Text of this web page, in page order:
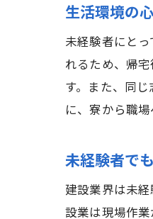
生活環境の
未経験者にと
れるため、帰
す。また、同
に、寮から職
未経験者で
建設業界は未
設業は現場作